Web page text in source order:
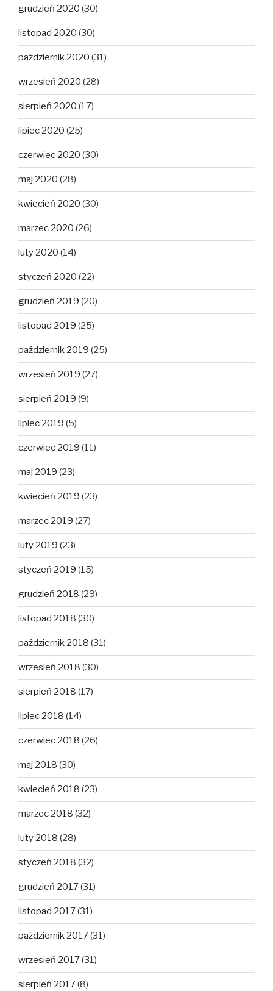
grudzień 2020 (30)
listopad 2020 (30)
październik 2020 (31)
wrzesień 2020 (28)
sierpień 2020 (17)
lipiec 2020 (25)
czerwiec 2020 (30)
maj 2020 (28)
kwiecień 2020 (30)
marzec 2020 (26)
luty 2020 (14)
styczeń 2020 (22)
grudzień 2019 (20)
listopad 2019 (25)
październik 2019 (25)
wrzesień 2019 (27)
sierpień 2019 (9)
lipiec 2019 (5)
czerwiec 2019 (11)
maj 2019 (23)
kwiecień 2019 (23)
marzec 2019 (27)
luty 2019 (23)
styczeń 2019 (15)
grudzień 2018 (29)
listopad 2018 (30)
październik 2018 (31)
wrzesień 2018 (30)
sierpień 2018 (17)
lipiec 2018 (14)
czerwiec 2018 (26)
maj 2018 (30)
kwiecień 2018 (23)
marzec 2018 (32)
luty 2018 (28)
styczeń 2018 (32)
grudzień 2017(31)
listopad 2017(31)
październik 2017(31)
wrzesień 2017(31)
sierpień 2017(8)